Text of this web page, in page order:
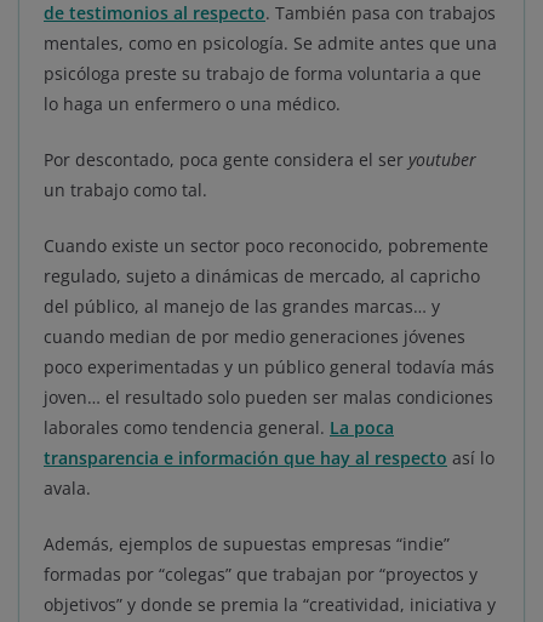
de testimonios al respecto. También pasa con trabajos
mentales, como en psicología. Se admite antes que una
psicóloga preste su trabajo de forma voluntaria a que
lo haga un enfermero o una médico.
Por descontado, poca gente considera el ser youtuber
un trabajo como tal.
Cuando existe un sector poco reconocido, pobremente
regulado, sujeto a dinámicas de mercado, al capricho
del público, al manejo de las grandes marcas… y
cuando median de por medio generaciones jóvenes
poco experimentadas y un público general todavía más
joven… el resultado solo pueden ser malas condiciones
laborales como tendencia general. La poca
transparencia e información que hay al respecto así lo
avala.
Además, ejemplos de supuestas empresas “indie”
formadas por “colegas” que trabajan por “proyectos y
objetivos” y donde se premia la “creatividad, iniciativa y